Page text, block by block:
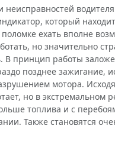
который
ехать вполне
но значительно
В принцип работы
позднее зажигание,
мотора. Исходя
но в экстремальном
топлива и с
Также становятся